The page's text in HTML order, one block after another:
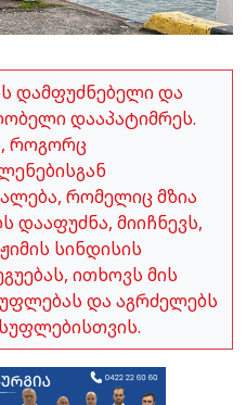
დამფუძნებელი და
დააპატიმრეს.
როგორც
რომელიც მზია
დააფუძნა, მიიჩნევს,
სინდისის
ითხოვს მის
და აგრძელებს